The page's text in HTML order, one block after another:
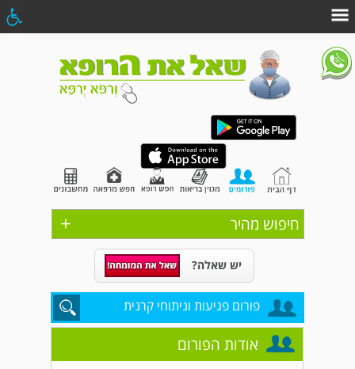
+ חיפוש מהיר
יש שאלה?
פורום פגיעות וניתוחי קרנית
אודות הפורום